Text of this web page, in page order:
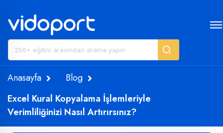
Anasayfa
Blog
Excel Kural Kopyalama İşlemleriyle
Verimliliğinizi Nasıl Artırırsınız?